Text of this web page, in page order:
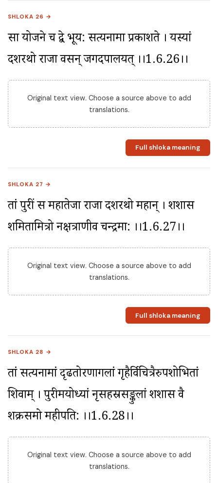
SHLOKA 26 →
सा योजने च द्वे भूय: सत्यनामा प्रकाशते । यस्यां
दशरथो राजा वसन् जगदपालयत् ।।1.6.26।।
Original text view. Choose a source above to add
translations.
Full shloka meaning
SHLOKA 27 →
तां पुरीं स महातेजा राजा दशरथो महान् । शशास
शमितामित्रो नक्षत्राणीव चन्द्रमा: ।।1.6.27।।
Original text view. Choose a source above to add
translations.
Full shloka meaning
SHLOKA 28 →
तां सत्यनामां दृढतोरणार्गलां गृहैर्विचित्रैरुपशोभितां
शिवाम् । पुरीमयोध्यां नृसहस्रसङ्कुलां शशास वै
शक्रसमो महीपति: ।।1.6.28।।
Original text view. Choose a source above to add
translations.